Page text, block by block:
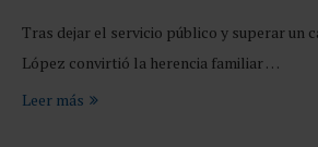
Tras dejar el servicio público y superar un
López convirtió la herencia familiar …
Leer más